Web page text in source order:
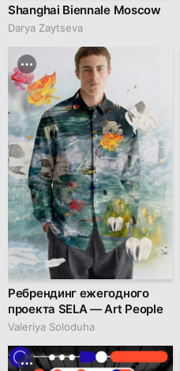
Shanghai Biennale Moscow
Darya Zaytseva
Ребрендинг ежегодного
проекта SELA — Art People
Valeriya Soloduha